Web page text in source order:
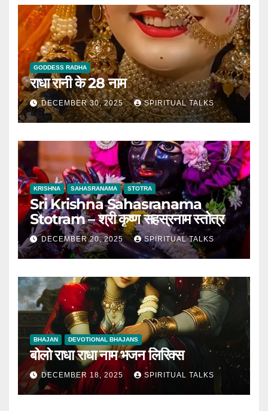
GODDESS RADHA
राधा रानी के 28 नाम
DECEMBER 30, 2025 SPIRITUAL TALKS
KRISHNA SAHASRANAMA STOTRA
Sri Krishna Sahasranama
Stotram – श्री कृष्ण सहस्रनाम स्तोत्र
DECEMBER 20, 2025 SPIRITUAL TALKS
BHAJAN DEVOTIONAL BHAJANS
बोलो राधा राधा नाम भजन लिरिक्स
DECEMBER 18, 2025 SPIRITUAL TALKS